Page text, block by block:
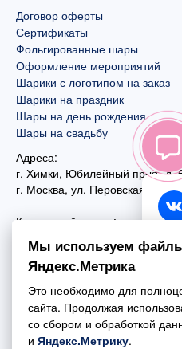
Договор оферты
Сертификаты
Фольгированные шары
Оформление мероприятий
Шарики с логотипом на заказ
Шарики на праздник
Шары на день рождения
Шары на свадьбу
Адреса:
г. Химки, Юбилейный пр-кт, д.
г. Москва, ул. Перовская, д. 59
Контактный номер:
+7 (495) 970-44-75
Почта:
mail@esta-fiesta.ru
Режим работы интернет-
Мы используем
Яндекс.Метрика
Это необходимо для
сайта. Продолжая
со сбором и обработкой
и Яндекс.Метрику.